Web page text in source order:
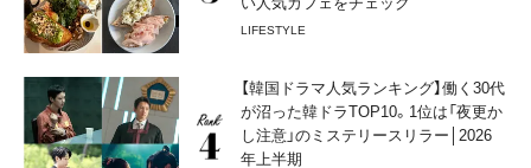
LIFESTYLE
【韓国ドラマ人気ランキング】働く30代
が沼った韓ドラTOP10。1位は「夜更か
し注意」のミステリースリラー│2026
年上半期